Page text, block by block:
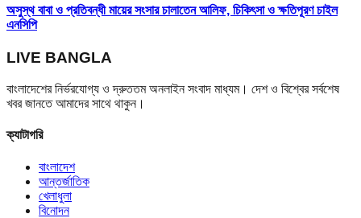
অসুস্থ বাবা ও প্রতিবন্ধী মায়ের সংসার চালাতেন আলিফ, চিকিৎসা ও ক্ষতিপূরণ চাইল
এনসিপি
LIVE BANGLA
বাংলাদেশের নির্ভরযোগ্য ও দ্রুততম অনলাইন সংবাদ মাধ্যম। দেশ ও বিশ্বের সর্বশেষ
খবর জানতে আমাদের সাথে থাকুন।
ক্যাটাগরি
বাংলাদেশ
আন্তর্জাতিক
খেলাধুলা
বিনোদন